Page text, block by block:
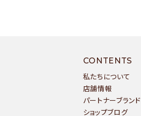
キーワード
カテゴリー
CONTENTS
私たちについて
店舗情報
パートナーブランド
ショップブログ